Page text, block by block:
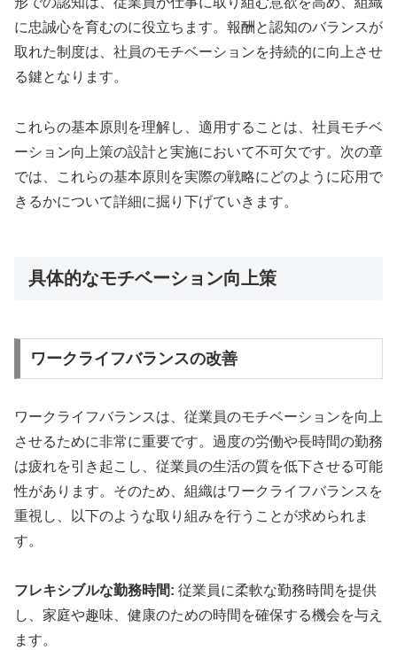
に忠誠心を育むのに役立ちます。報酬と認知のバランスが
取れた制度は、社員のモチベーションを持続的に向上させ
る鍵となります。
これらの基本原則を理解し、適用することは、社員モチベ
ーション向上策の設計と実施において不可欠です。次の章
では、これらの基本原則を実際の戦略にどのように応用で
きるかについて詳細に掘り下げていきます。
具体的なモチベーション向上策
ワークライフバランスの改善
ワークライフバランスは、従業員のモチベーションを向上
させるために非常に重要です。過度の労働や長時間の勤務
は疲れを引き起こし、従業員の生活の質を低下させる可能
性があります。そのため、組織はワークライフバランスを
重視し、以下のような取り組みを行うことが求められま
す。
フレキシブルな勤務時間: 従業員に柔軟な勤務時間を提供
し、家庭や趣味、健康のための時間を確保する機会を与え
ます。